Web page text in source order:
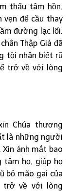
thấu tâm hồn,
vẹn để cầu thay
đường lạc lối.
Thập Giá đã
tội nhân biết rũ
trở về với lòng
Chúa thương
là những người
ánh mắt bao
tâm họ, giúp họ
bỏ mão gai của
trở về với lòng